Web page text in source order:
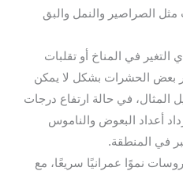
مثل الصراصير والنمل والبق
التغير في المناخ أو تقلبات
بعض الحشرات بشكل لا يمكن
المثال، في حالة ارتفاع درجات
أعداد البعوض والناموس
في المنطقة.
نموًا عمرانيًا سريعًا، مع